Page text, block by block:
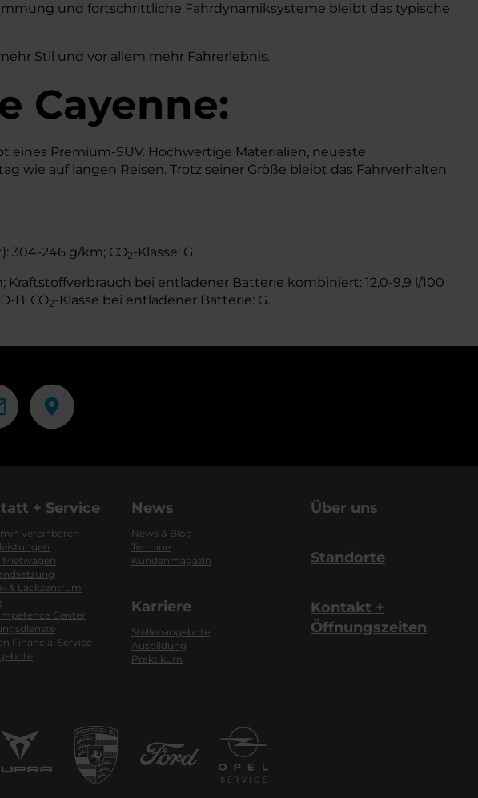
und fortschrittliche Fahrdynamiksysteme bleibt das typische
Stil und vor allem mehr Fahrerlebnis.
Cayenne:
Premium-SUV. Hochwertige Materialien, neueste
wie auf langen Reisen. Trotz seiner Größe bleibt das Fahrverhalten
304-246 g/km; CO2-Klasse: G
bei entladener Batterie kombiniert: 12,0-9,9 l/100
B; CO2-Klasse bei entladener Batterie: G.
+ Service
vereinbaren
& Lackzentrum
Center
Financial Service
News
News & Blog
Termine
Kundenmagazin
Karriere
Stellenangebote
Ausbildung
Praktikum
Über uns
Standorte
Kontakt +
Öffnungszeiten